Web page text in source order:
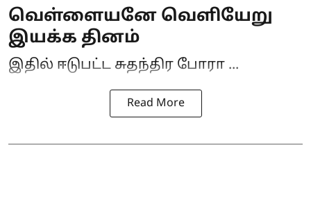
வெள்ளையனே வெளியேறு
இயக்க தினம்
இதில் ஈடுபட்ட சுதந்திர போரா ...
Read More